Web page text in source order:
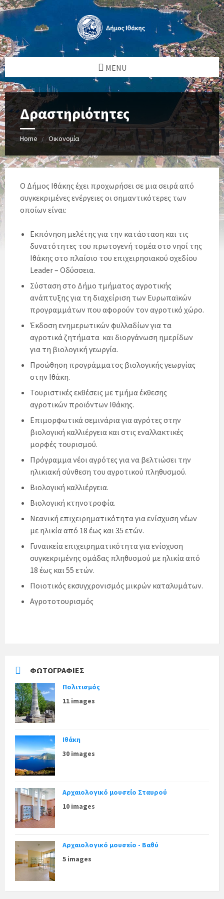
MENU
Δραστηριότητες
Home Οικονομία
Ο Δήμος Ιθάκης έχει προχωρήσει σε μια σειρά από
συγκεκριμένες ενέργειες οι σημαντικότερες των
οποίων είναι:
Εκπόνηση μελέτης για την κατάσταση και τις
δυνατότητες του πρωτογενή τομέα στο νησί της
Ιθάκης στο πλαίσιο του επιχειρησιακού σχεδίου
Leader – Οδύσσεια.
Σύσταση στο Δήμο τμήματος αγροτικής
ανάπτυξης για τη διαχείριση των Ευρωπαϊκών
προγραμμάτων που αφορούν τον αγροτικό χώρο.
Έκδοση ενημερωτικών φυλλαδίων για τα
αγροτικά ζητήματα και διοργάνωση ημερίδων
για τη βιολογική γεωργία.
Προώθηση προγράμματος βιολογικής γεωργίας
στην Ιθάκη.
Τουριστικές εκθέσεις με τμήμα έκθεσης
αγροτικών προϊόντων Ιθάκης.
Επιμορφωτικά σεμινάρια για αγρότες στην
βιολογική καλλιέργεια και στις εναλλακτικές
μορφές τουρισμού.
Πρόγραμμα νέοι αγρότες για να βελτιώσει την
ηλικιακή σύνθεση του αγροτικού πληθυσμού.
Βιολογική καλλιέργεια.
Βιολογική κτηνοτροφία.
Νεανική επιχειρηματικότητα για ενίσχυση νέων
με ηλικία από 18 έως και 35 ετών.
Γυναικεία επιχειρηματικότητα για ενίσχυση
συγκεκριμένης ομάδας πληθυσμού με ηλικία από
18 έως και 55 ετών.
Ποιοτικός εκσυγχρονισμός μικρών καταλυμάτων.
Αγροτοτουρισμός
ΦΩΤΟΓΡΑΦΊΕΣ
Πολιτισμός
11 images
Ιθάκη
30 images
Αρχαιολογικό μουσείο Σταυρού
10 images
Αρχαιολογικό μουσείο - Βαθύ
5 images